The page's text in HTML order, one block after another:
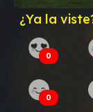
¿Ya la
0
0